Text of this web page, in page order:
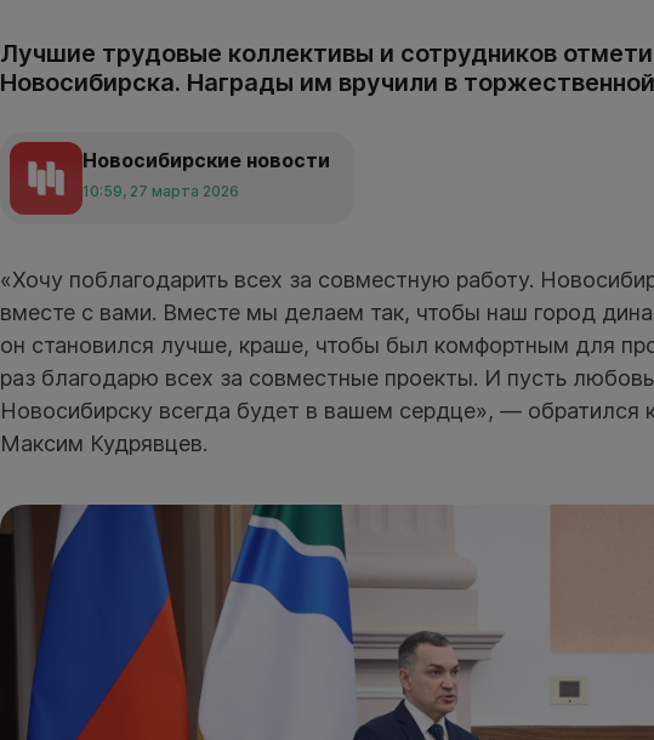
Лучшие трудовые коллективы и сотрудников
Новосибирска. Награды им вручили в
Новосибирские новости
10:59, 27 марта 2026
«Хочу поблагодарить всех за совместную работу.
вместе с вами. Вместе мы делаем так, чтобы наш город
он становился лучше, краше, чтобы был комфортным для
раз благодарю всех за совместные проекты. И пусть
Новосибирску всегда будет в вашем сердце», — обратился
Максим Кудрявцев.